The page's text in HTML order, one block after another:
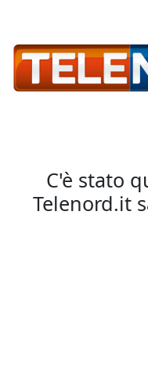
C'è stato
Telenord.it